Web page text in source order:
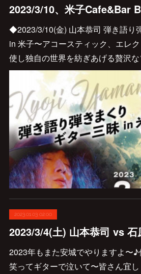
◆2023/3/10(金) 山本恭司 弾き語り
in 米子〜アコースティック、エレ
使し独自の世界を紡ぎあげる贅沢
2023.01.03 02:00
2023年もまた安城でやりますよ〜
笑ってギターで泣いて〜皆さん宜し